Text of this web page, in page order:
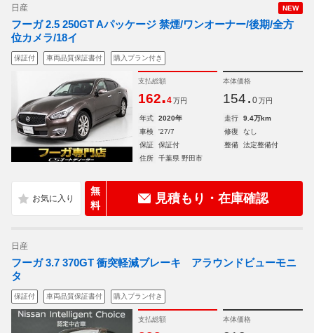
NEW
日産
フーガ 2.5 250GT Aパッケージ 禁煙/ワンオーナー/後期/全方
位カメラ/18イ
保証付 車両品質保証書付 購入プラン付き
支払総額
162.4 万円
本体価格
154. 0 万円
年式 2020年 走行
9.4万km
車検
'27/7 修復
なし
保証
保証付 整備
法定整備付
住所
千葉県 野田市
無
料
見積もり・在庫確認
日産
フーガ 3.7 370GT 衝突軽減ブレーキ アラウンドビューモニ
タ
保証付 車両品質保証書付 購入プラン付き
支払総額 本体価格